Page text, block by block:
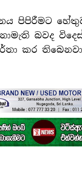
පිපිරීමට
බවද
කර